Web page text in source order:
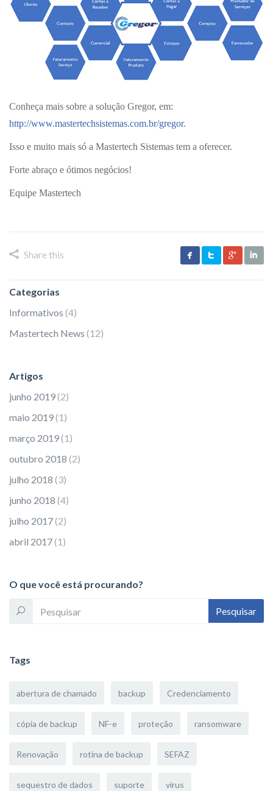
Conheça mais sobre a solução Gregor, em:
http://www.mastertechsistemas.com.br/gregor.
Isso e muito mais só a Mastertech Sistemas tem a oferecer.
Forte abraço e ótimos negócios!
Equipe Mastertech
Share this
Categorias
Informativos (4)
Mastertech News (12)
Artigos
junho 2019(2)
maio 2019(1)
março 2019(1)
outubro 2018 (2)
julho 2018 (3)
junho 2018 (4)
julho 2017(2)
abril 2017(1)
O que você está procurando?
Tags
abertura de chamado backup Credenciamento
cópia de backup NF-e proteção ransomware
Renovação rotina de backup SEFAZ
sequestro de dados suporte vírus